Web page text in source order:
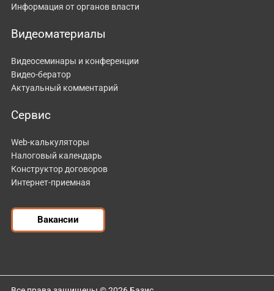
Информация от органов власти
Видеоматериалы
Видеосеминары и конференции
Видео-бератор
Актуальный комментарий
Сервис
Web-калькуляторы
Налоговый календарь
Конструктор договоров
Интернет-приемная
Вакансии